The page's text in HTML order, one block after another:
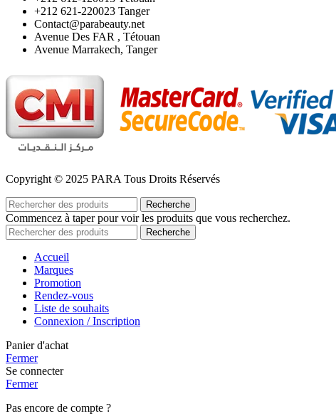
‪+212 621-220023 Tanger
Contact@parabeauty.net
Avenue Des FAR , Tétouan
Avenue Marrakech, Tanger
Copyright © 2025 PARA Tous Droits Réservés
Recherche
Commencez à taper pour voir les produits que vous recherchez.
Recherche
Accueil
Marques
Promotion
Rendez-vous
Liste de souhaits
Connexion / Inscription
Panier d'achat
Fermer
Se connecter
Fermer
Pas encore de compte ?